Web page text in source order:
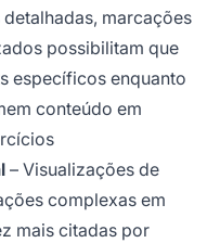
marcações
possibilitam que
específicos enquanto
conteúdo em
– Visualizações de
complexas em
mais citadas por